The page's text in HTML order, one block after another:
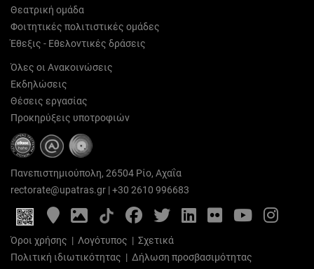
Θεατρική ομάδα
Φοιτητικές πολιτιστικές ομάδες
Έθεξις - Εθελοντικές δράσεις
Όλες οι Ανακοινώσεις
Εκδηλώσεις
Θέσεις εργασίας
Προκηρύξεις υποτροφιών
Πανεπιστημιούπολη, 26504 Ρίο, Αχαΐα
rectorate@upatras.gr |+30 2610 996683
Google
Maps
Photo
Gallery
FacebookTwitterLinkedIn
FlickrYouTube
Όροι χρήσης | Λογότυπος | Σχετικά
Πολιτική ιδιωτικότητας | Δήλωση προσβασιμότητας